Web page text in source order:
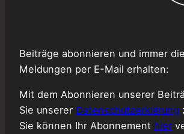
Beiträge abonnieren und immer
Meldungen per E-Mail erhalten:
Mit dem Abonnieren unserer
Sie unserer Datenschutzerklärung
Sie können Ihr Abonnement hier